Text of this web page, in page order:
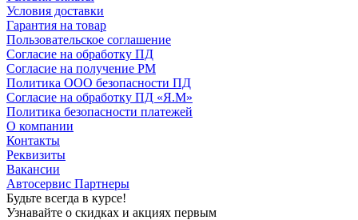
Условия доставки
Гарантия на товар
Пользовательское соглашение
Согласие на обработку ПД
Согласие на получение РМ
Политика ООО безопасности ПД
Согласие на обработку ПД «Я.М»
Политика безопасности платежей
О компании
Контакты
Реквизиты
Вакансии
Автосервис Партнеры
Будьте всегда в курсе!
Узнавайте о скидках и акциях первым